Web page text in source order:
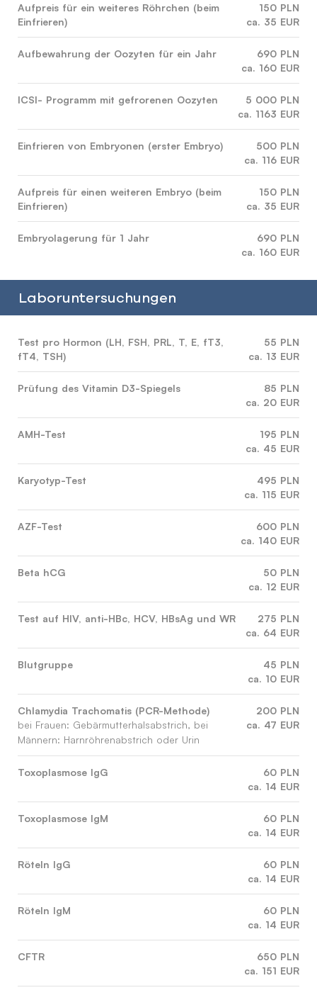
Aufpreis für ein weiteres Röhrchen (beim
Einfrieren)
150 PLN
ca. 35 EUR
Aufbewahrung der Oozyten für ein Jahr
690 PLN
ca. 160 EUR
ICSI- Programm mit gefrorenen Oozyten
5 000 PLN
ca. 1163 EUR
Einfrieren von Embryonen (erster Embryo)
500 PLN
ca. 116 EUR
Aufpreis für einen weiteren Embryo (beim
Einfrieren)
150 PLN
ca. 35 EUR
Embryolagerung für 1 Jahr
690 PLN
ca. 160 EUR
Laboruntersuchungen
Test pro Hormon (LH, FSH, PRL, T, E, fT3,
fT4, TSH)
55 PLN
ca. 13 EUR
Prüfung des Vitamin D3-Spiegels
85 PLN
ca. 20 EUR
AMH-Test
195 PLN
ca. 45 EUR
Karyotyp-Test
495 PLN
ca. 115 EUR
AZF-Test
600 PLN
ca. 140 EUR
Beta hCG
50 PLN
ca. 12 EUR
Test auf HIV, anti-HBc, HCV, HBsAg und WR
275 PLN
ca. 64 EUR
Blutgruppe
45 PLN
ca. 10 EUR
Chlamydia Trachomatis (PCR-Methode)
bei Frauen: Gebärmutterhalsabstrich, bei
Männern: Harnröhrenabstrich oder Urin
200 PLN
ca. 47 EUR
Toxoplasmose IgG
60 PLN
ca. 14 EUR
Toxoplasmose IgM
60 PLN
ca. 14 EUR
Röteln IgG
60 PLN
ca. 14 EUR
Röteln IgM
60 PLN
ca. 14 EUR
CFTR
650 PLN
ca. 151 EUR